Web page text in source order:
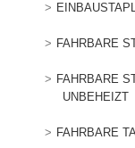
FAHRBARE
FAHRBARE
UNBEHEIZT
FAHRBARE